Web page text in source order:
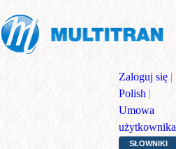
Zaloguj się |
Polish |
Umowa
użytkownika
SŁOWNIKI